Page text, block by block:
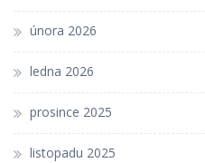
února 2026
ledna 2026
prosince 2025
listopadu 2025